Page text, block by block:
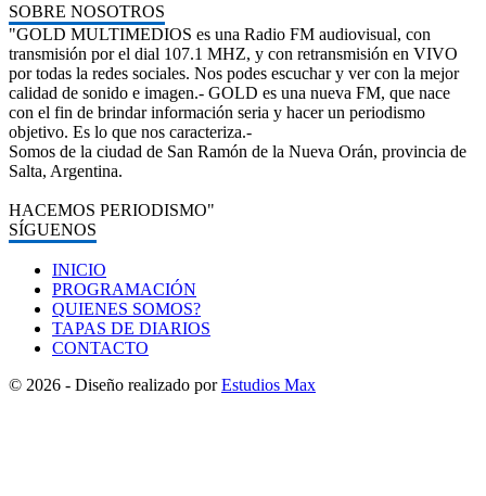
SOBRE NOSOTROS
"GOLD MULTIMEDIOS es una Radio FM audiovisual, con
transmisión por el dial 107.1 MHZ, y con retransmisión en VIVO
por todas la redes sociales. Nos podes escuchar y ver con la mejor
calidad de sonido e imagen.- GOLD es una nueva FM, que nace
con el fin de brindar información seria y hacer un periodismo
objetivo. Es lo que nos caracteriza.-
Somos de la ciudad de San Ramón de la Nueva Orán, provincia de
Salta, Argentina.
HACEMOS PERIODISMO"
SÍGUENOS
INICIO
PROGRAMACIÓN
QUIENES SOMOS?
TAPAS DE DIARIOS
CONTACTO
© 2026 - Diseño realizado porEstudios Max